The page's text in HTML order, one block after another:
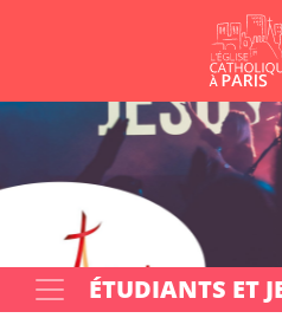
Votre recherche
ÉTUDIANTS ET
Panneau de gestion des cookies